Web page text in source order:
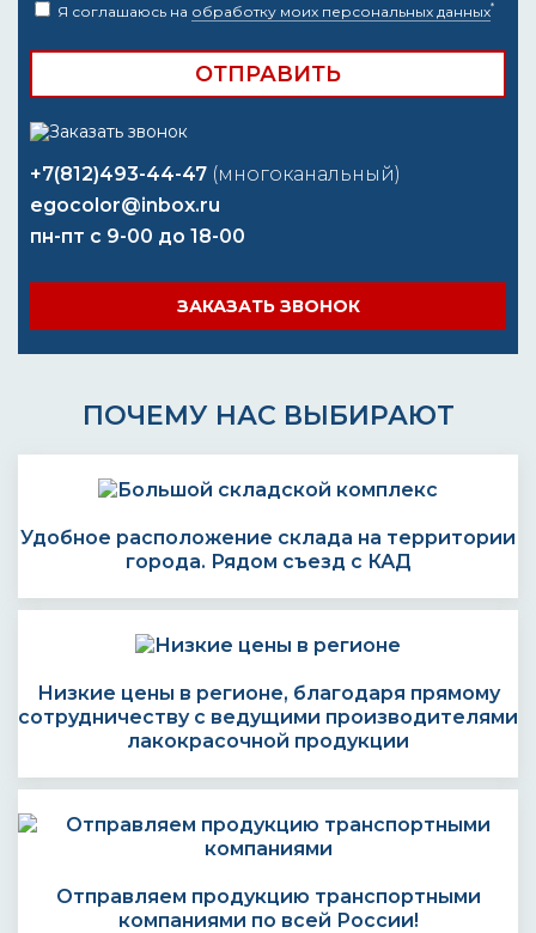
Я соглашаюсь на обработку моих персональных данных*
+7(812)493-44-47 (многоканальный)
egocolor@inbox.ru
пн-пт с 9-00 до 18-00
ЗАКАЗАТЬ ЗВОНОК
ПОЧЕМУ НАС ВЫБИРАЮТ
Удобное расположение склада на территории
города. Рядом съезд с КАД
Низкие цены в регионе, благодаря прямому
сотрудничеству с ведущими производителями
лакокрасочной продукции
Отправляем продукцию транспортными
компаниями по всей России!